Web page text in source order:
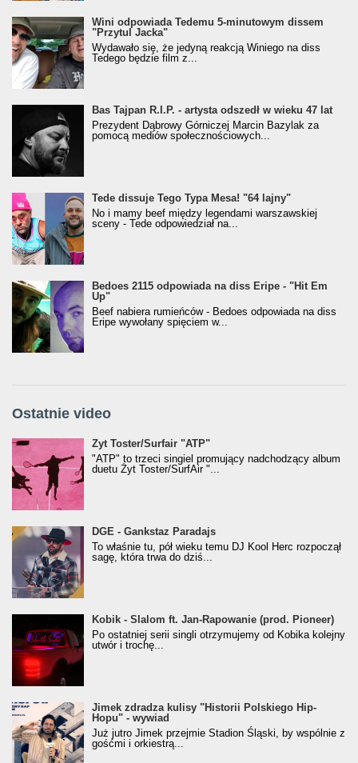
Wini odpowiada Tedemu 5-minutowym dissem
"Przytul Jacka"
Wydawało się, że jedyną reakcją Winiego na diss
Tedego będzie film z...
Bas Tajpan R.I.P. - artysta odszedł w wieku 47 lat
Prezydent Dąbrowy Górniczej Marcin Bazylak za
pomocą mediów społecznościowych...
Tede dissuje Tego Typa Mesa! "64 lajny"
No i mamy beef między legendami warszawskiej
sceny - Tede odpowiedział na...
Bedoes 2115 odpowiada na diss Eripe - "Hit Em
Up"
Beef nabiera rumieńców - Bedoes odpowiada na diss
Eripe wywołany spięciem w...
Ostatnie video
Żyt Toster/SurfAir - ATP VIDEO
Żyt Toster/Surfair "ATP"
"ATP" to trzeci singiel promujący nadchodzący album
duetu Żyt Toster/SurfAir "...
donGURALesko z nagrodą za
Klasyczny/Trueschoolowy Album Roku
(Popkillery 2023)
DGE - Gankstaz Paradajs
To właśnie tu, pół wieku temu DJ Kool Herc rozpoczął
sagę, która trwa do dziś...
Kobik - Slalom ft. Jan-Rapowanie (prod. Pioneer)
[Official Music Visualiser]
Kobik - Slalom ft. Jan-Rapowanie (prod. Pioneer)
Po ostatniej serii singli otrzymujemy od Kobika kolejny
utwór i trochę...
Jimek zdradza kulisy "Historii Polskiego Hip-
Hopu" - wywiad
Jimek zdradza kulisy "Historii Polskiego Hip-
Hopu" - wywiad
Już jutro Jimek przejmie Stadion Śląski, by wspólnie z
gośćmi i orkiestrą...